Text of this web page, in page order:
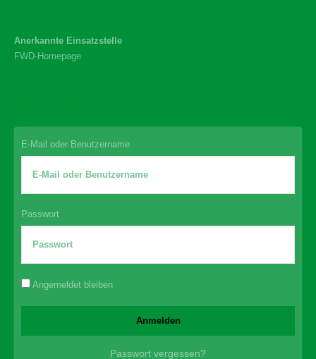
Anerkannte Einsatzstelle
FWD-Homepage
E-Mail oder Benutzername
Passwort
Angemeldet bleiben
Passwort vergessen?